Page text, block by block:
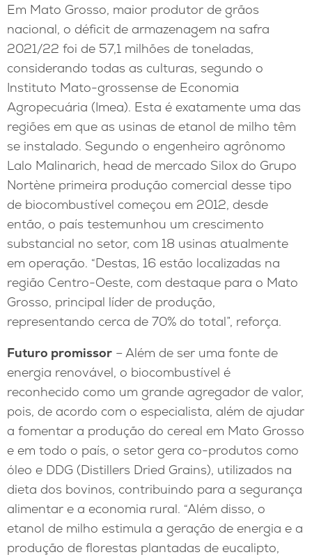
Em Mato Grosso, maior produtor de grãos
nacional, o déficit de armazenagem na safra
2021/22 foi de 57,1 milhões de toneladas,
considerando todas as culturas, segundo o
Instituto Mato-grossense de Economia
Agropecuária (Imea). Esta é exatamente uma das
regiões em que as usinas de etanol de milho têm
se instalado. Segundo o engenheiro agrônomo
Lalo Malinarich, head de mercado Silox do Grupo
Nortène primeira produção comercial desse tipo
de biocombustível começou em 2012, desde
então, o país testemunhou um crescimento
substancial no setor, com 18 usinas atualmente
em operação. “Destas, 16 estão localizadas na
região Centro-Oeste, com destaque para o Mato
Grosso, principal líder de produção,
representando cerca de 70% do total”, reforça.
Futuro promissor – Além de ser uma fonte de
energia renovável, o biocombustível é
reconhecido como um grande agregador de valor,
pois, de acordo com o especialista, além de ajudar
a fomentar a produção do cereal em Mato Grosso
e em todo o país, o setor gera co-produtos como
óleo e DDG (Distillers Dried Grains), utilizados na
dieta dos bovinos, contribuindo para a segurança
alimentar e a economia rural. “Além disso, o
etanol de milho estimula a geração de energia e a
produção de florestas plantadas de eucalipto,